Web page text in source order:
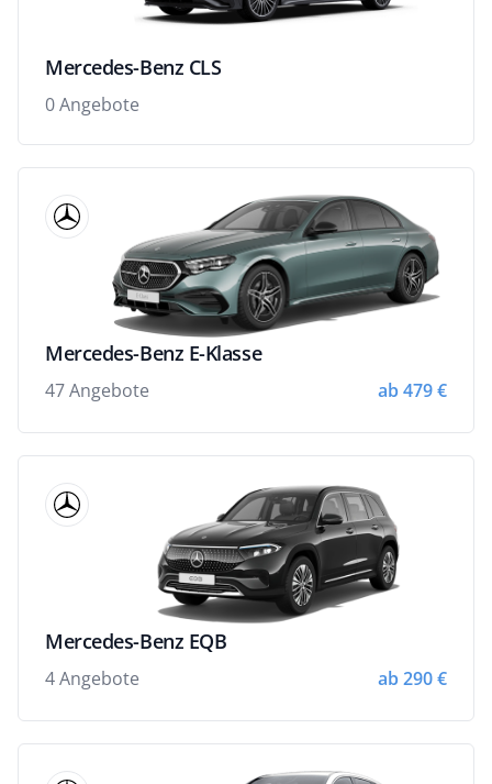
Mercedes-Benz CLS
0 Angebote
Mercedes-Benz E-Klasse
47 Angebote ab 479 €
Mercedes-Benz EQB
4 Angebote ab 290 €